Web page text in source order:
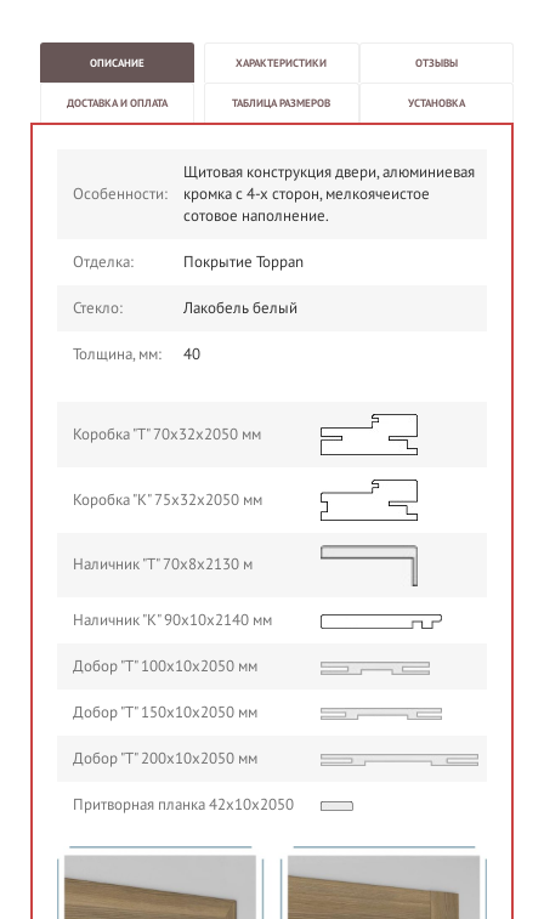
ОПИСАНИЕ ХАРАКТЕРИСТИКИ ОТЗЫВЫ
ДОСТАВКА И ОПЛАТА ТАБЛИЦА РАЗМЕРОВ УСТАНОВКА
Особенности:
Щитовая конструкция двери, алюминиевая
кромка с 4-х сторон, мелкоячеистое
сотовое наполнение.
Отделка: Покрытие Toppan
Стекло: Лакобель белый
Толщина, мм: 40
Коробка "Т" 70х32х2050 мм
Коробка "К" 75х32х2050 мм
Наличник "Т" 70х8х2130 м
Наличник "К" 90х10х2140 мм
Добор "Т" 100х10х2050 мм
Добор "Т" 150х10х2050 мм
Добор "Т" 200х10х2050 мм
Притворная планка 42х10х2050